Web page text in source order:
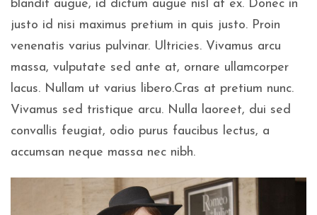
blandit augue, id dictum augue nisl at ex. Donec in
justo id nisi maximus pretium in quis justo. Proin
venenatis varius pulvinar. Ultricies. Vivamus arcu
massa, vulputate sed ante at, ornare ullamcorper
lacus. Nullam ut varius libero.Cras at pretium nunc.
Vivamus sed tristique arcu. Nulla laoreet, dui sed
convallis feugiat, odio purus faucibus lectus, a
accumsan neque massa nec nibh.